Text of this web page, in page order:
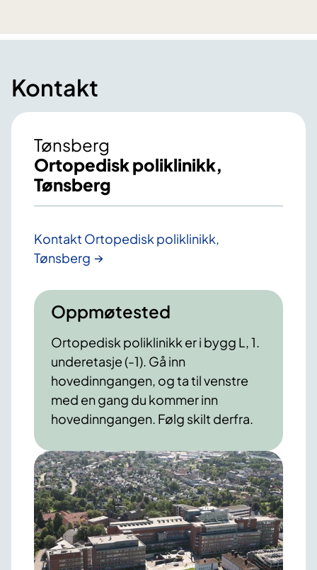
Kontakt
Tønsberg
Ortopedisk poliklinikk,
Tønsberg
Kontakt Ortopedisk poliklinikk,
Tønsberg
Oppmøtested
Ortopedisk poliklinikk er i bygg L, 1.
underetasje (-1). Gå inn
hovedinngangen, og ta til venstre
med en gang du kommer inn
hovedinngangen. Følg skilt derfra.